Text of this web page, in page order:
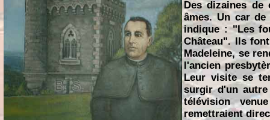
Des dizaines
âmes. Un car
indique : "Les
Château". Ils
Madeleine, se
l'ancien
Leur visite se
surgir d'un
télévision
remettraient